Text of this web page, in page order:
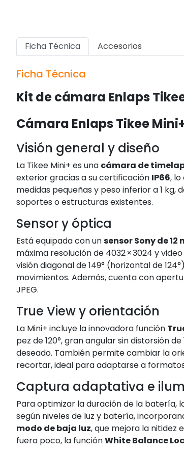
Ficha Técnica Accesorios
Ficha Técnica
Kit de cámara Enlaps
Cámara Enlaps Tikee
Visión general y diseño
La Tikee Mini+ es una cámara de
exterior gracias a su certificación IP66,
medidas pequeñas y peso inferior a 1
soportes o estructuras existentes.
Sensor y óptica
Está equipada con unsensor Sony de
máxima resolución de 4032 × 3024 y
visión diagonal de 149° (horizontal de
movimientos. Además, cuenta con
JPEG.
True View y orientación
La Mini+ incluye la innovadora función
pez de 120°, gran angular sin distorsión
deseado. También permite cambiar la
recortar, ideal para adaptarse a
Captura adaptativa e
Para optimizar la duración de la batería,
según niveles de luz y batería,
modo de baja luz, que mejora la nitidez
fuera poco, la funciónWhite Balance